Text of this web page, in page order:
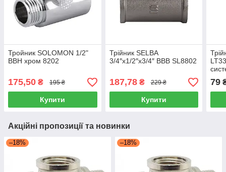
Тройник SOLOMON 1/2"
ВВН хром 8202
175,50 ₴ 195 ₴
Купити
Трійник SELBA
3/4″х1/2″х3/4″ ВВВ SL8802
187,78₴ 229 ₴
Купити
79
Акційні пропозиції та новинки
–18% –18%